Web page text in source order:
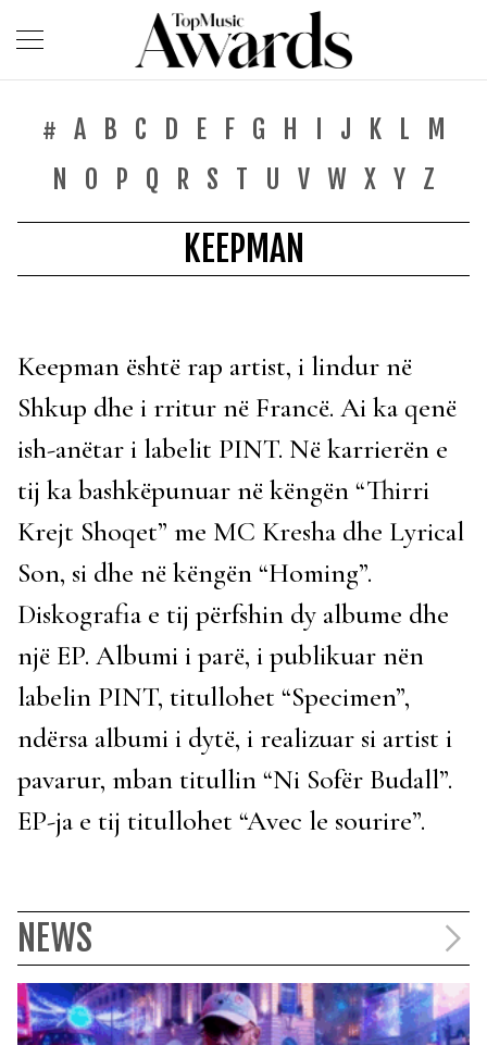
# A B C D E F G H J K L
M
N
O P Q R S T U V W X Y Z
KEEPMAN
Keepman është rap artist, i lindur në
Shkup dhe i rritur në Francë. Ai ka qenë
ish-anëtar i labelit PINT. Në karrierën e
tij ka bashkëpunuar në këngën “Thirri
Krejt Shoqet” me MC Kresha dhe Lyrical
Son, si dhe në këngën “Homing”.
Diskografia e tij përfshin dy albume dhe
një EP. Albumi i parë, i publikuar nën
labelin PINT, titullohet “Specimen”,
ndërsa albumi i dytë, i realizuar si artist i
pavarur, mban titullin “Ni Sofër Budall”.
EP-ja e tij titullohet “Avec le sourire”.
NEWS